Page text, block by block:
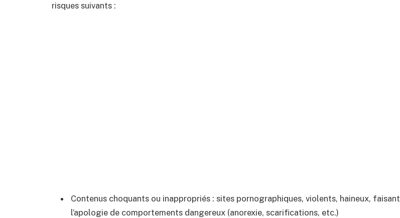
risques suivants :
Contenus choquants ou inappropriés : sites pornographiques, violents, haineux, faisant
l’apologie de comportements dangereux (anorexie, scarifications, etc.)